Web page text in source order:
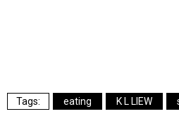
eating K L LIEW